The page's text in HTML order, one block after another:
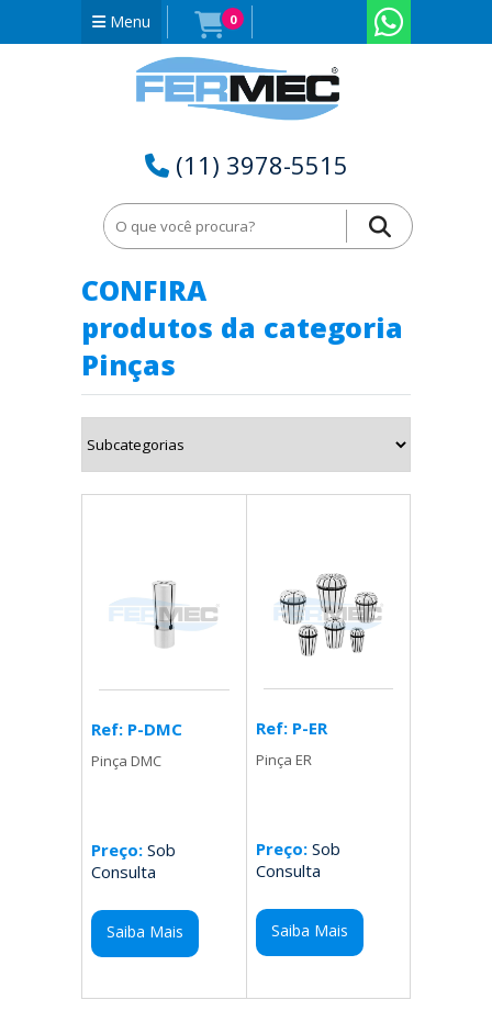
Menu 0
(11) 3978-5515
Pinças
CONFIRA
produtos da categoria
Pinças
Ref: P-DMC
Pinça DMC
Preço: Sob
Consulta
Saiba Mais
Ref: P-ER
Pinça ER
Preço:Sob
Consulta
Saiba Mais